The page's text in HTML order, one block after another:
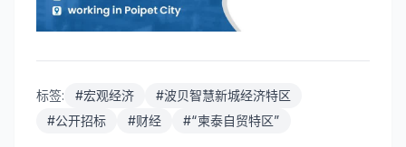
标签: #宏观经济 #波贝智慧新城经济特区
#公开招标 #财经 #“柬泰自贸特区”